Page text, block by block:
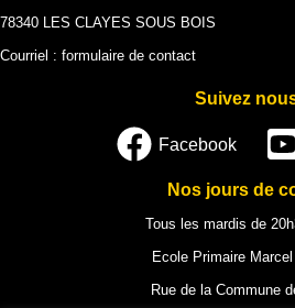
78340 LES CLAYES SOUS BOIS
Courriel : formulaire de contact
Suivez
Facebook
Nos jours de
Tous les mardis de
Ecole Primaire Marcel
Rue de la Commune